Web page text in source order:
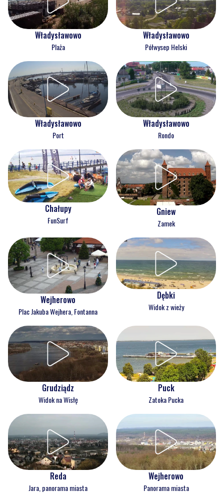
Władysławowo
Plaża
Władysławowo
Półwysep Helski
Władysławowo
Port
Władysławowo
Rondo
Chałupy
FunSurf
Gniew
Zamek
Wejherowo
Plac Jakuba Wejhera, Fontanna
Dębki
Widok z wieży
Grudziądz
Widok na Wisłę
Puck
Zatoka Pucka
Reda
Jara, panorama miasta
Wejherowo
Panorama miasta